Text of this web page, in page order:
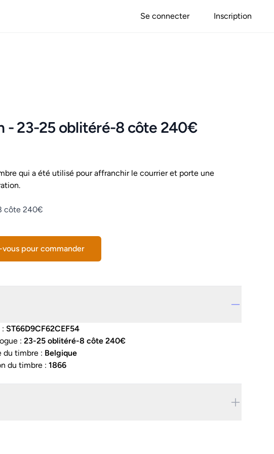
Se connecter Inscription
- 23-25 oblitéré-8 côte 240€
qui a été utilisé pour affranchir le courrier et porte une
côte 240€
pour commander
ST66D9CF62CEF54
: 23-25 oblitéré-8 côte 240€
du timbre : Belgique
du timbre : 1866